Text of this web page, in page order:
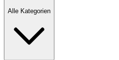
Alle Kategorien